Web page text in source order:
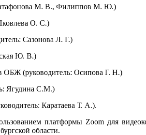
М. В., Филиппов М. Ю.)
О. С.)
Сазонова Л. Г.)
Ю. В.)
ОБЖ (руководитель: Осипова Г. Н.)
Ягудина С.М.)
Каратаева Т. А.).
платформы Zoom для
области.